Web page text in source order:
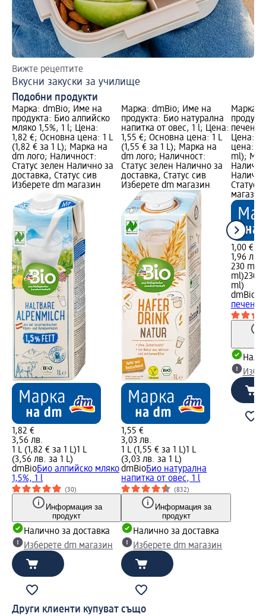
Вижте рецептите
Вкусни закуски за училище
Подобни продукти
Марка: dmBio; Име на
продукта: Био алпийско
мляко 1,5%, 1 l; Цена:
1,82 €; Основна цена: 1 L
(1,82 € за 1 L); Марка на
dm лого; Наличност:
Статус зелен Налично за
доставка, Статус сив
Изберете dm магазин
1,82 €
3,56 лв.
1 L (1,82 € за 1 L)1 L
(3,56 лв. за 1 L)
dmBioБио алпийско мляко
1,5%, 1 l
(30)
Информация за
продукт
Налично за доставка
Изберете dm магазин
Марка: dmBio; Име на
продукта: Био натурална
напитка от овес, 1 l; Цена:
1,55 €; Основна цена: 1 L
(1,55 € за 1 L); Марка на
dm лого; Наличност:
Статус зелен Налично за
доставка, Статус сив
Изберете dm магазин
1,55 €
3,03 лв.
1 L (1,55 € за 1 L)1 L
(3,03 лв. за 1 L)
dmBioБио натурална
напитка от овес, 1 l
(832)
Информация за
продукт
Налично за доставка
Изберете dm магазин
Марка:
печено
Цена:
цена:
ml);
Статус
магазин
1,00 €
1,96 лв.
230 ml
ml)230
ml)
dmBio
печено
Други клиенти купуват също